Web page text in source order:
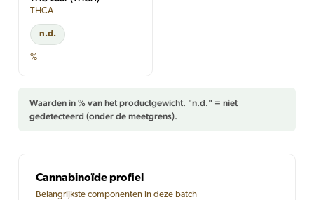
THCA
n.d.
%
Waarden in % van het productgewicht. "n.d." = niet
gedetecteerd (onder de meetgrens).
Cannabinoïde profiel
Belangrijkste componenten in deze batch